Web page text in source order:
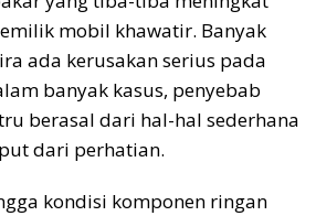
mobil khawatir. Banyak
ada kerusakan serius pada
banyak kasus, penyebab
berasal dari hal-hal sederhana
dari perhatian.
kondisi komponen ringan